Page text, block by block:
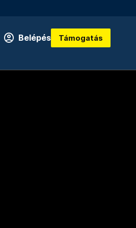
Belépés Támogatás